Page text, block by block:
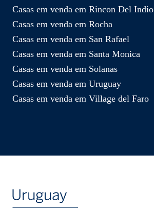
Casas em venda em Rincon Del Indio
Casas em venda em Rocha
Casas em venda em San Rafael
Casas em venda em Santa Monica
Casas em venda em Solanas
Casas em venda em Uruguay
Casas em venda em Village del Faro